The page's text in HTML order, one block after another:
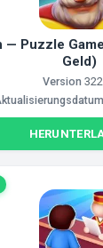
— Puzzle
Geld)
Version